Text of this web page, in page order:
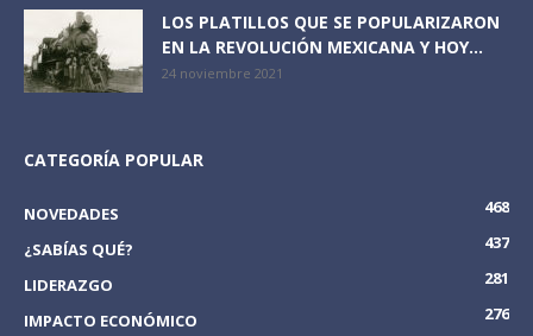
LOS PLATILLOS QUE SE POPULARIZARON
EN LA REVOLUCIÓN MEXICANA Y HOY...
24 noviembre 2021
CATEGORÍA POPULAR
NOVEDADES
468
¿SABÍAS QUÉ?
437
LIDERAZGO
281
IMPACTO ECONÓMICO
276